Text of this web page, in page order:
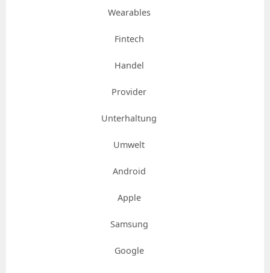
Wearables
Fintech
Handel
Provider
Unterhaltung
Umwelt
Android
Apple
Samsung
Google